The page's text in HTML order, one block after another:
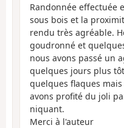
Randonnée effectuée
sous bois et la
rendu très agréable.
goudronné et
nous avons passé un
quelques jours plus
quelques flaques
avons profité du joli
niquant.
Merci à l'auteur